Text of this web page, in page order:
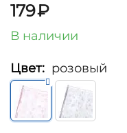
179₽
В наличии
Цвет: розовый